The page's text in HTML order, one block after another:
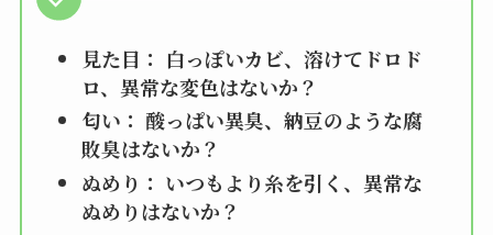
見た目： 白っぽいカビ、溶けてドロド
ロ、異常な変色はないか？
匂い： 酸っぱい異臭、納豆のような腐
敗臭はないか？
ぬめり： いつもより糸を引く、異常な
ぬめりはないか？